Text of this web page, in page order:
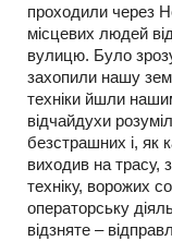
проходили через
місцевих людей
вулицю. Було
захопили нашу
техніки йшли
відчайдухи
безстрашних і, як
виходив на трасу,
техніку, ворожих
операторську
відзняте –